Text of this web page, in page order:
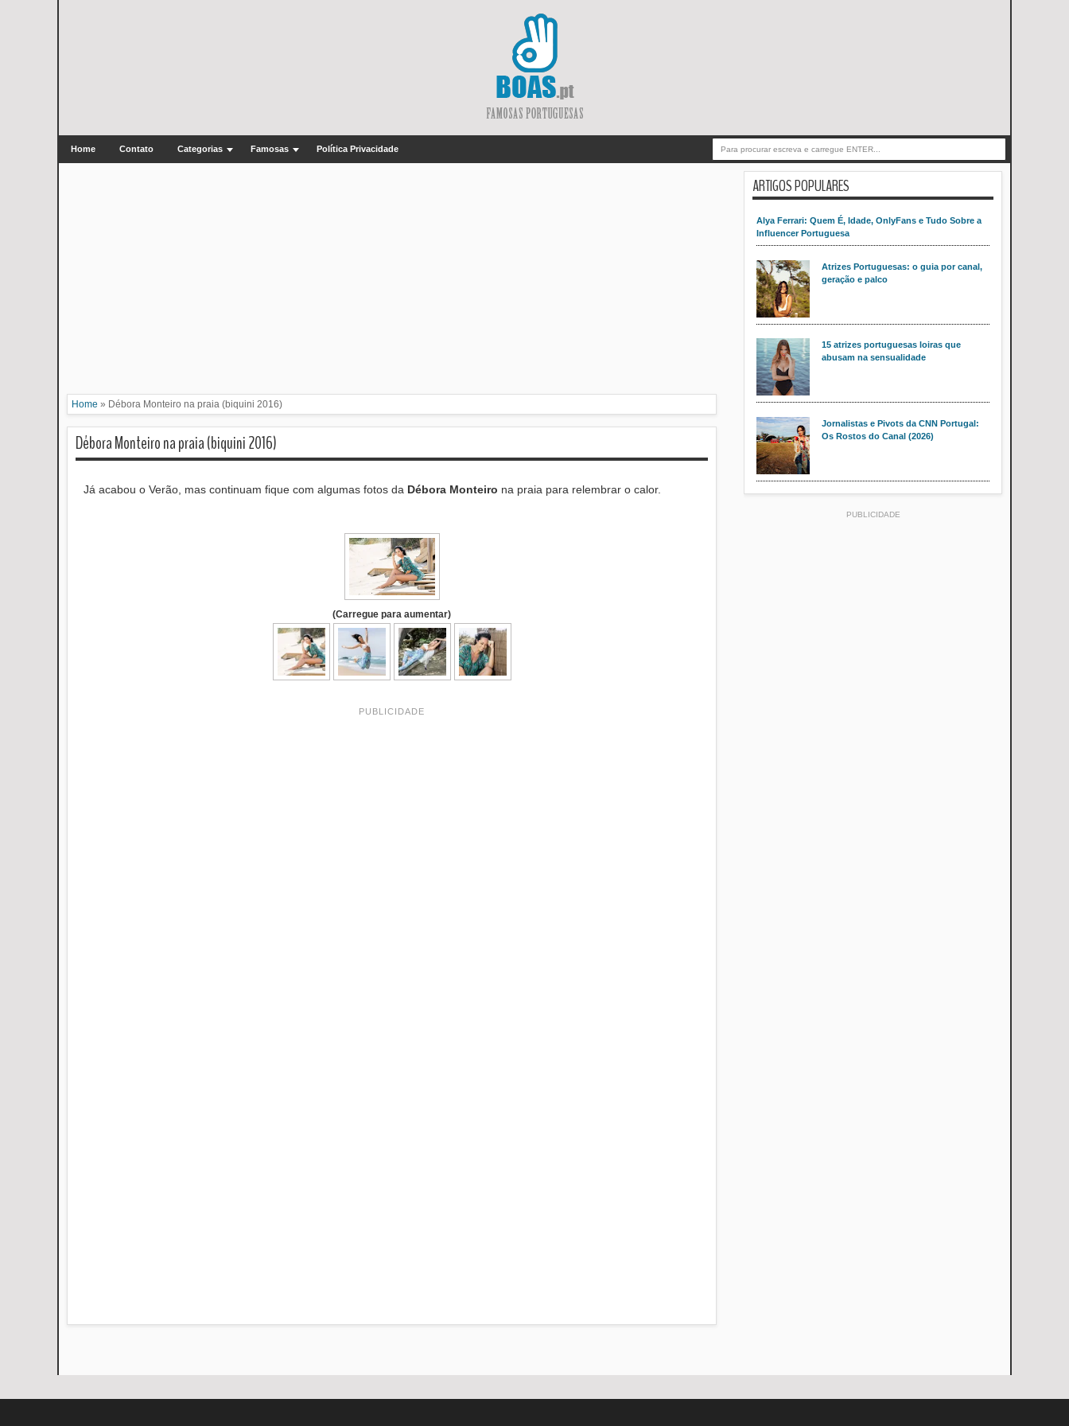
Home Contato Categorias Famosas Política Privacidade
Home » Débora Monteiro na praia (biquini 2016)
Débora Monteiro na praia (biquini 2016)
Já acabou o Verão, mas continuam fique com algumas fotos da Débora Monteiro na praia para relembrar o calor.
(Carregue para aumentar)
PUBLICIDADE
ARTIGOS POPULARES
Alya Ferrari: Quem É, Idade, OnlyFans e Tudo Sobre a
Influencer Portuguesa
Atrizes Portuguesas: o guia por canal,
geração e palco
15 atrizes portuguesas loiras que
abusam na sensualidade
Jornalistas e Pivots da CNN Portugal:
Os Rostos do Canal (2026)
PUBLICIDADE